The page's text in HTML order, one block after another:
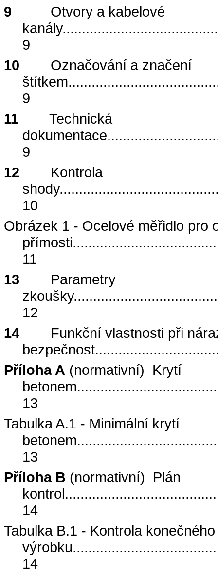
9
Otvory a kabelové
kanály
9
10
Označování a značení
štítkem
9
11
Technická
dokumentace
9
12
Kontrola
shody
10
Obrázek 1 - Ocelové měřidlo pro
přímosti
11
13
Parametry
zkoušky
12
14
Funkční vlastnosti při
bezpečnost
Příloha A (normativní)
Krytí
betonem
13
Tabulka A.1 - Minimální krytí
betonem
13
Příloha B (normativní)
Plán
kontrol
14
Tabulka B.1 - Kontrola konečného
výrobku
14